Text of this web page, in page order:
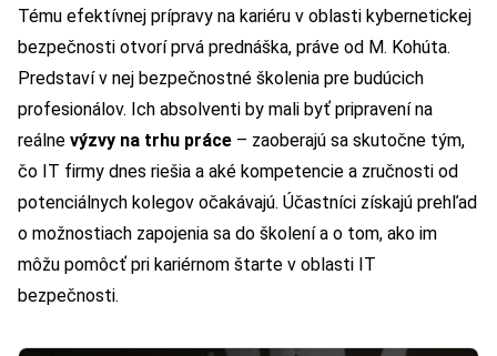
Tému efektívnej prípravy na kariéru v oblasti kybernetickej
bezpečnosti otvorí prvá prednáška, práve od M. Kohúta.
Predstaví v nej bezpečnostné školenia pre budúcich
profesionálov. Ich absolventi by mali byť pripravení na
reálne výzvy na trhu práce – zaoberajú sa skutočne tým,
čo IT firmy dnes riešia a aké kompetencie a zručnosti od
potenciálnych kolegov očakávajú. Účastníci získajú prehľad
o možnostiach zapojenia sa do školení a o tom, ako im
môžu pomôcť pri kariérnom štarte v oblasti IT
bezpečnosti.